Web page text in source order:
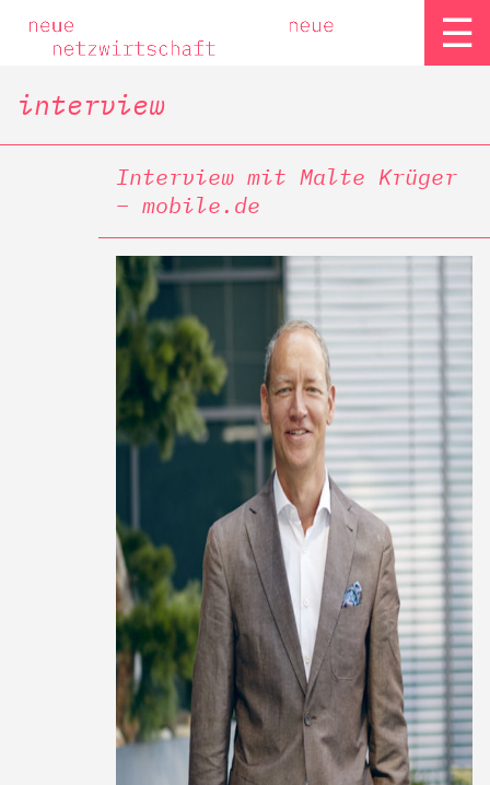
☰
interview
Interview mit Malte Krüger
– mobile.de